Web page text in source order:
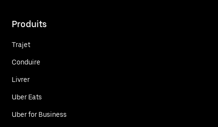
Produits
Trajet
Conduire
Livrer
Uber Eats
Uber for Business